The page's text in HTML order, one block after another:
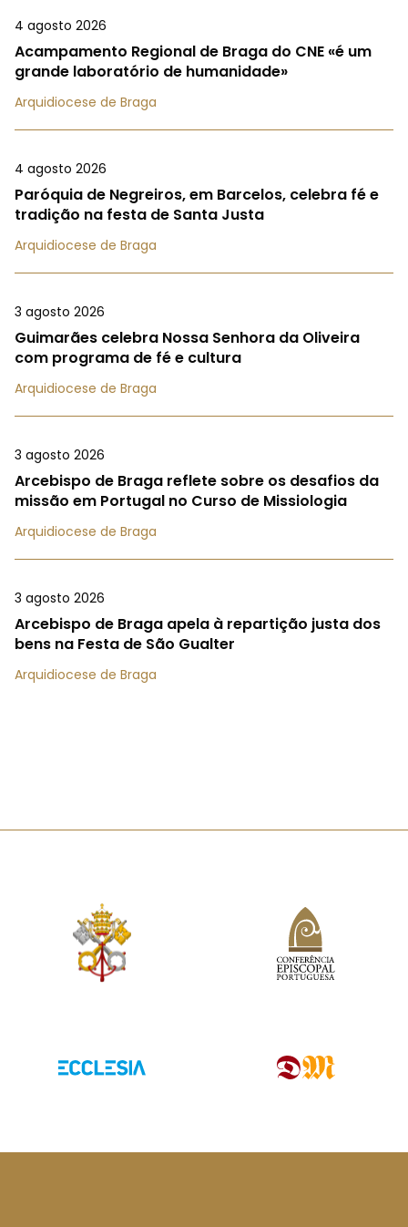
4 agosto 2026
Acampamento Regional de Braga do CNE «é um
grande laboratório de humanidade»
Arquidiocese de Braga
4 agosto 2026
Paróquia de Negreiros, em Barcelos, celebra fé e
tradição na festa de Santa Justa
Arquidiocese de Braga
3 agosto 2026
Guimarães celebra Nossa Senhora da Oliveira
com programa de fé e cultura
Arquidiocese de Braga
3 agosto 2026
Arcebispo de Braga reflete sobre os desafios da
missão em Portugal no Curso de Missiologia
Arquidiocese de Braga
3 agosto 2026
Arcebispo de Braga apela à repartição justa dos
bens na Festa de São Gualter
Arquidiocese de Braga